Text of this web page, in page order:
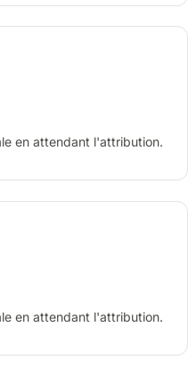
en attendant l'attribution.
en attendant l'attribution.